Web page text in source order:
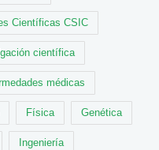
Científicas CSIC
científica
médicas
Física Genética
Ingeniería